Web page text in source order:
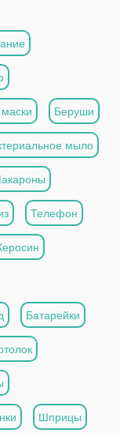
Беруши
мыло
Телефон
Батарейки
Шприцы